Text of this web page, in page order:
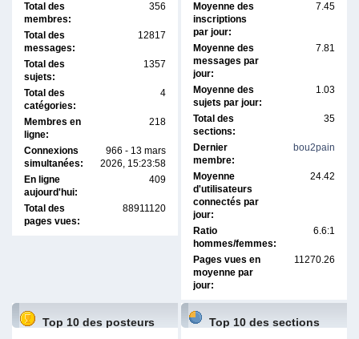
Total des
membres:
356
Total des
messages:
12817
Total des
sujets:
1357
Total des
catégories:
4
Membres en
ligne:
218
Connexions
simultanées:
966 - 13 mars
2026, 15:23:58
En ligne
aujourd'hui:
409
Total des
pages vues:
88911120
Moyenne des
inscriptions
par jour:
7.45
Moyenne des
messages par
jour:
7.81
Moyenne des
sujets par jour:
1.03
Total des
sections:
35
Dernier
membre:
bou2pain
Moyenne
d'utilisateurs
connectés par
jour:
24.42
Ratio
hommes/femmes:
6.6:1
Pages vues en
moyenne par
jour:
11270.26
Top 10 des posteurs Top 10 des sections